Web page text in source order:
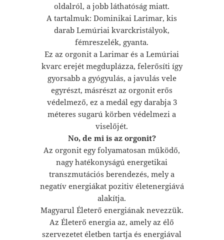
oldalról, a jobb láthatóság miatt.
A tartalmuk: Dominikai Larimar, kis
darab Lemúriai kvarckristályok,
fémreszelék, gyanta.
Ez az orgonit a Larimar és a Lemúriai
kvarc erejét megduplázza, felerősíti így
gyorsabb a gyógyulás, a javulás vele
egyrészt, másrészt az orgonit erős
védelmező, ez a medál egy darabja 3
méteres sugarú körben védelmezi a
viselőjét.
No, de mi is az orgonit?
Az orgonit egy folyamatosan működő,
nagy hatékonyságú energetikai
transzmutációs berendezés, mely a
negatív energiákat pozitiv életenergiává
alakítja.
Magyarul Életerő energiának nevezzük.
Az Életerő energia az, amely az élő
szervezetet életben tartja és energiával